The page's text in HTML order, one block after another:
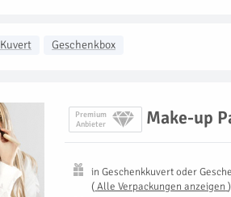
Kuvert Geschenkbox
Premium
Anbieter
Make-up
inGeschenkkuvert oder
( Alle Verpackungen anzeigen )